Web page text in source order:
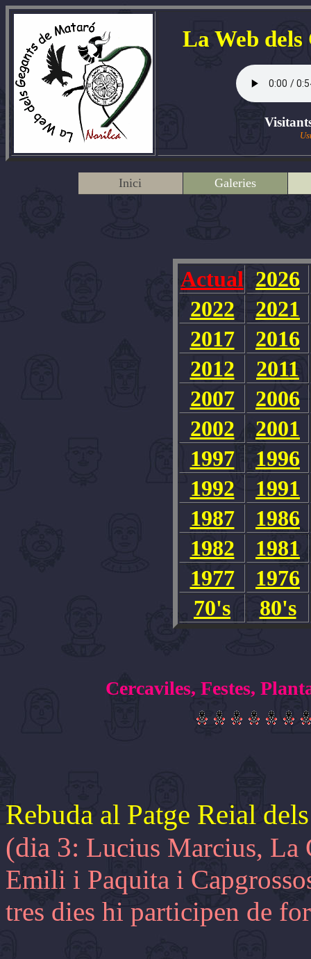
La Web
Inici Galeries
Actual 2026
2022
2021
2017
2016
2012
2011
2007
2006
2002
2001
1997
1996
1992
1991
1987
1986
1982
1981
1977
1976
70's
80's
Cercaviles, Festes,
Rebuda al Patge Reial
(dia 3: Lucius Marcius, La
Emili i Paquita i
tres dies hi participen de